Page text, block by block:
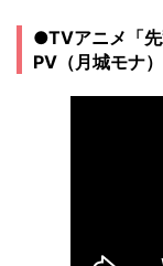
●TVアニメ「
PV（月城モナ）